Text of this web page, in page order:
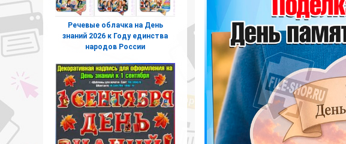
Речевые облачка на День
знаний 2026 к Году единства
народов России